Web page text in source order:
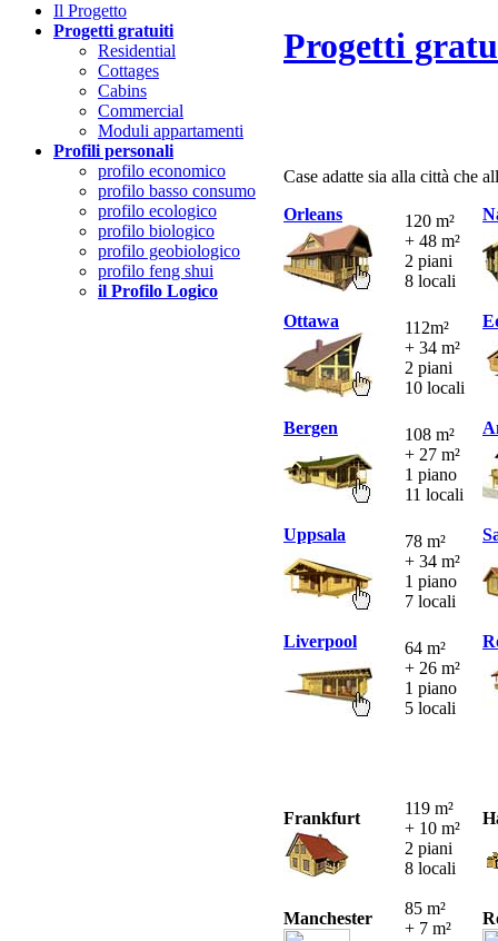
Il Progetto
Progetti gratuiti
Residential
Cottages
Cabins
Commercial
Moduli appartamenti
Profili personali
profilo economico
profilo basso consumo
profilo ecologico
profilo biologico
profilo geobiologico
profilo feng shui
il Profilo Logico
Progetti
Case adatte sia alla città che
Orleans
120 m²
+ 48 m²
2 piani
8 locali
Ottawa
112m²
+ 34 m²
2 piani
10 locali
Bergen
108 m²
+ 27 m²
1 piano
11 locali
Uppsala
78 m²
+ 34 m²
1 piano
7 locali
Liverpool
64 m²
+ 26 m²
1 piano
5 locali
Frankfurt
119 m²
+ 10 m²
2 piani
8 locali
Manchester
85 m²
+ 7 m²